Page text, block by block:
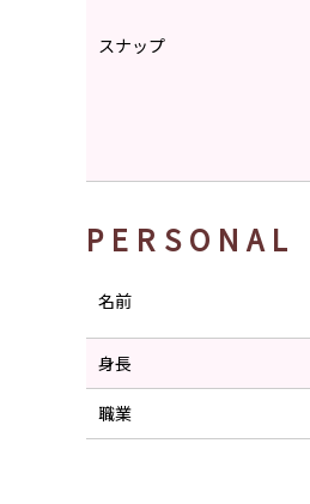
スナップ
PERSONAL
名前
身長
職業